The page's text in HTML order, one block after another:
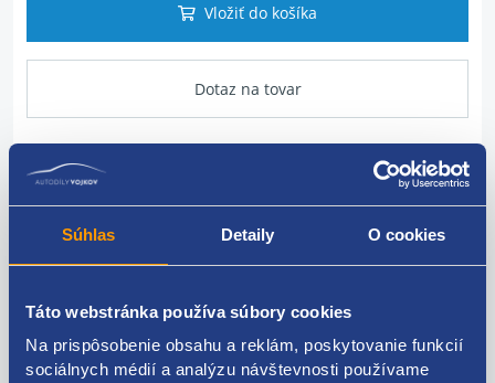
Súhlas Detaily O cookies
Táto webstránka používa súbory cookies
Na prispôsobenie obsahu a reklám, poskytovanie funkcií
sociálnych médií a analýzu návštevnosti používame
Vložiť do košíka
Dotaz na tovar
Popis produktu
Rúrka recirkulácie spalín (EGR)